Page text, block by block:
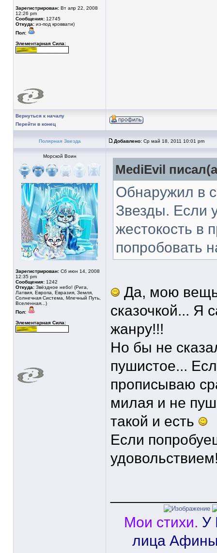
Зарегистрирован: Вт апр 22, 2008
12:26 pm
Сообщения: 12745
Откуда: из-под кроввати)
Пол:
Элементарная Сила:
Вернуться к началу
Перейти в конец
Полярная Звезда Добавлено: Ср май 18, 2011 10:01 pm
Морской Воин
Зарегистрирован: Сб июн 14, 2008
12:35 pm
Сообщения: 1242
Откуда: Звёздное небо! (Рига,
Латвия, Европа, Евразия, Земля,
Солнечная Система, Млечный Путь,
Вселенная...)
Пол:
Элементарная Сила:
MediEvil
Обнаружил в
Звезды. Если
жестокость в
попробовать
Да, мою вещь
сказочкой... Я
жанру!!!
Но бы не
пушистое...
прописываю
милая и не
такой и есть
Если
Мои стихи. У
лица